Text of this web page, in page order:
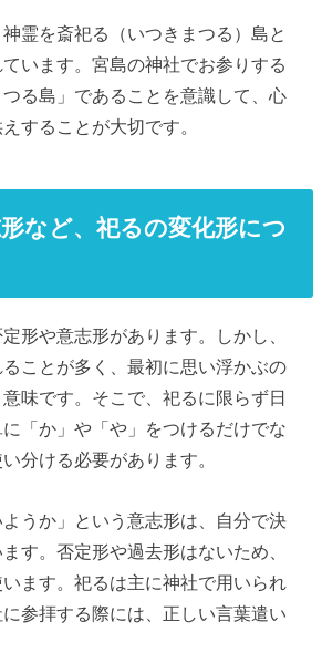
霊を斎祀る（いつきまつる）島と
います。宮島の神社でお参りする
る島」であることを意識して、心
することが大切です。
など、祀るの変化形につ
形や意志形があります。しかし、
ことが多く、最初に思い浮かぶの
味です。そこで、祀るに限らず日
「か」や「や」をつけるだけでな
分ける必要があります。
うか」という意志形は、自分で決
す。否定形や過去形はないため、
ます。祀るは主に神社で用いられ
参拝する際には、正しい言葉遣い